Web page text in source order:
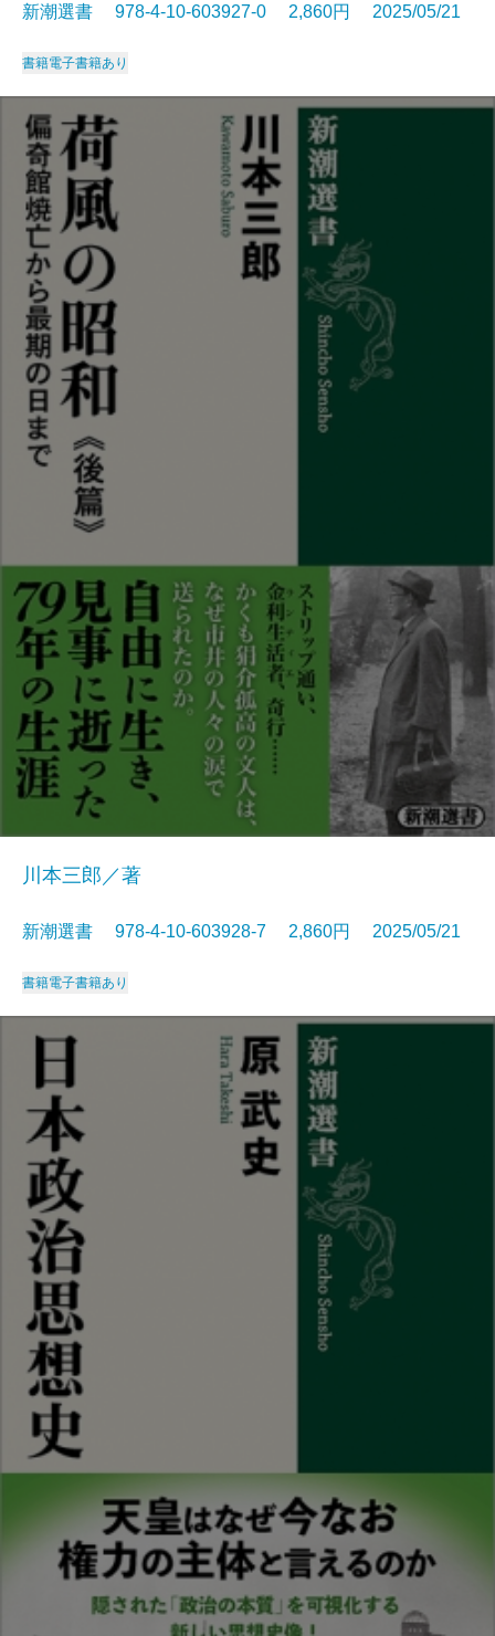
新潮選書 978-4-10-603927-0 2,860円 2025/05/21
書籍電子書籍あり
川本三郎／著
新潮選書 978-4-10-603928-7 2,860円 2025/05/21
書籍電子書籍あり